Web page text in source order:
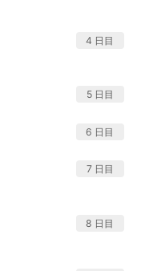
4 日目
5 日目
6 日目
7 日目
8 日目